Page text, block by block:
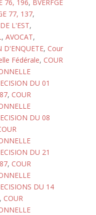
76, 196, BVERFGE
77, 137,
L'EST,
, AVOCAT,
D'ENQUETE, Cour
Fédérale, COUR
DU 01
, COUR
DU 08
DU 21
, COUR
DU 14
, COUR